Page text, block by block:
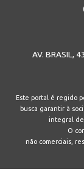
ALUNOS
AV. BRASIL,
Este portal é regido
busca garantir à
integral de
O
não comerciais,